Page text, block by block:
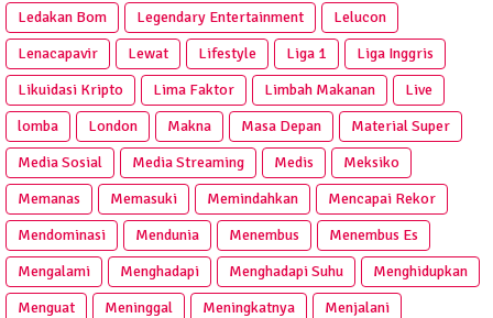
Ledakan Bom
Legendary Entertainment
Lelucon
Lenacapavir
Lewat Lifestyle Liga 1
Liga Inggris
Likuidasi Kripto
Lima Faktor Limbah Makanan
Live
lomba
London Makna Masa Depan
Material Super
Media Sosial
Media Streaming Medis
Meksiko
Memanas
Memasuki Memindahkan
Mencapai Rekor
Mendominasi
Mendunia Menembus
Menembus Es
Mengalami
Menghadapi Menghadapi Suhu
Menghidupkan
Menguat
Meninggal Meningkatnya
Menjalani